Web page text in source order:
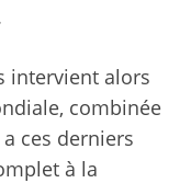
intervient alors
combinée
ces derniers
à la